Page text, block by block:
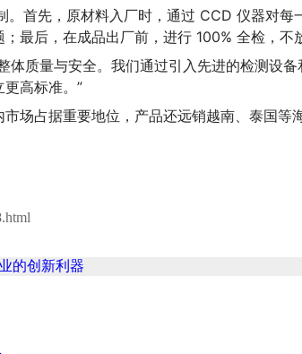
首先，原材料入厂时，通过 CCD 仪器对
最后，在成品出厂前，进行 100% 全检，不
体质量与安全。我们通过引入先进的检测设
高标准。”
场占据重要地位，产品还远销越南、泰国
的创新利器